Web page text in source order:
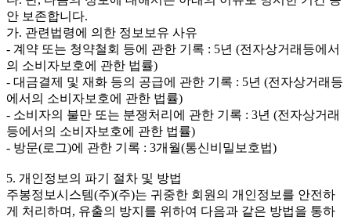
안 보존합니다.
가. 관련법령에 의한 정보보유 사유
- 계약 또는 청약철회 등에 관한 기록 : 5년 (전자상거래등에서
의 소비자보호에 관한 법률)
- 대금결제 및 재화 등의 공급에 관한 기록 : 5년 (전자상거래등
에서의 소비자보호에 관한 법률)
- 소비자의 불만 또는 분쟁처리에 관한 기록 : 3년 (전자상거래
등에서의 소비자보호에 관한 법률)
- 방문(로그)에 관한 기록 : 3개월(통신비밀보호법)
5. 개인정보의 파기 절차 및 방법
주봉정보시스템(주)(주)는 귀중한 회원의 개인정보를 안전하
게 처리하며, 유출의 방지를 위하여 다음과 같은 방법을 통하